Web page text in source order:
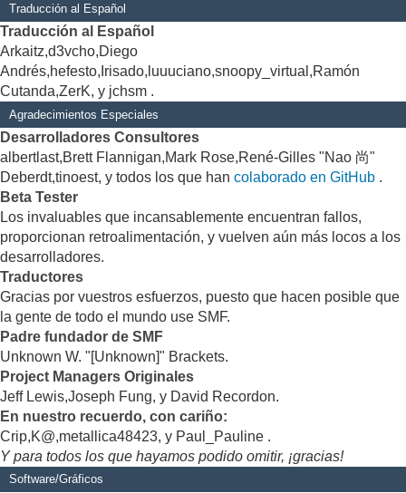
Traducción al Español
Traducción al Español
Arkaitz,d3vcho,Diego
Andrés,hefesto,Irisado,luuuciano,snoopy_virtual,Ramón
Cutanda,ZerK, y jchsm .
Agradecimientos Especiales
Desarrolladores Consultores
albertlast,Brett Flannigan,Mark Rose,René-Gilles "Nao 尚"
Deberdt,tinoest, y todos los que han colaborado en GitHub .
Beta Tester
Los invaluables que incansablemente encuentran fallos,
proporcionan retroalimentación, y vuelven aún más locos a los
desarrolladores.
Traductores
Gracias por vuestros esfuerzos, puesto que hacen posible que
la gente de todo el mundo use SMF.
Padre fundador de SMF
Unknown W. "[Unknown]" Brackets.
Project Managers Originales
Jeff Lewis,Joseph Fung, y David Recordon.
En nuestro recuerdo, con cariño:
Crip,K@,metallica48423, y Paul_Pauline .
Y para todos los que hayamos podido omitir, ¡gracias!
Software/Gráficos